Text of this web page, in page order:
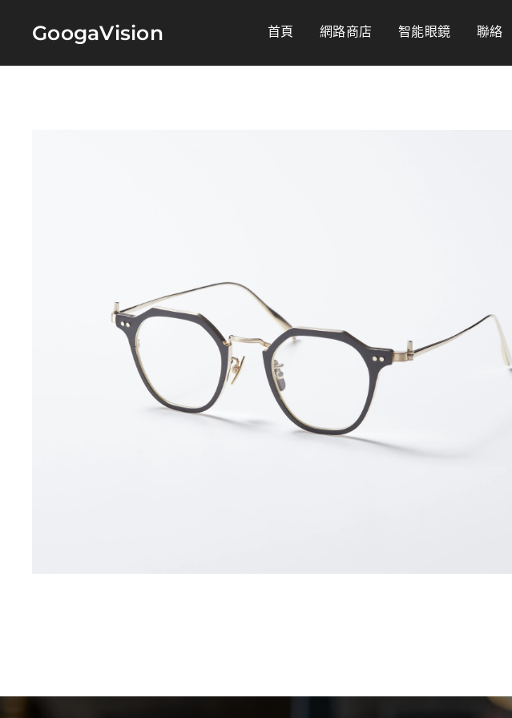
GoogaVision 首頁 網路商店 智能眼鏡 聯絡